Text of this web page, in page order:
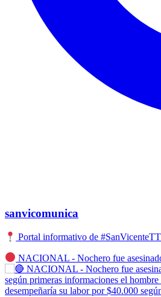
sanvicomunica
Portal informativo de
NACIONAL - Nochero fue